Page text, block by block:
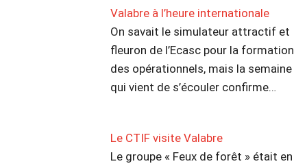
Valabre à l’heure internationale
On savait le simulateur attractif et
fleuron de l’Ecasc pour la formation
des opérationnels, mais la semaine
qui vient de s’écouler confirme…
Le CTIF visite Valabre
Le groupe « Feux de forêt » était en